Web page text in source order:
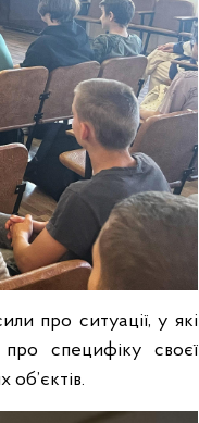
про ситуації, у які
специфіку своєї
об’єктів.